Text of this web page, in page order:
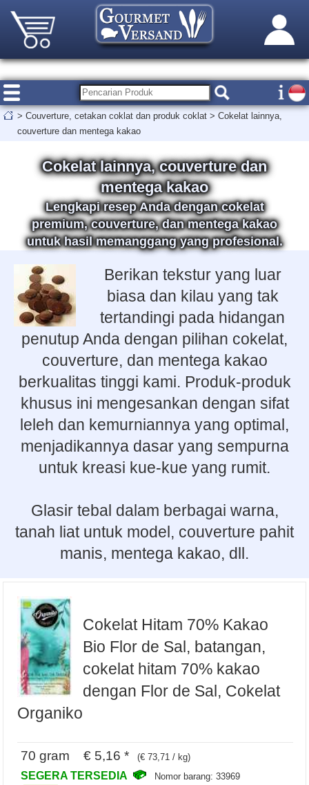
> Couverture, cetakan coklat dan produk coklat > Cokelat lainnya,
couverture dan mentega kakao
Cokelat lainnya, couverture dan
mentega kakao
Lengkapi resep Anda dengan cokelat
premium, couverture, dan mentega kakao
untuk hasil memanggang yang profesional.
Berikan tekstur yang luar
biasa dan kilau yang tak
tertandingi pada hidangan
penutup Anda dengan pilihan cokelat,
couverture, dan mentega kakao
berkualitas tinggi kami. Produk-produk
khusus ini mengesankan dengan sifat
leleh dan kemurniannya yang optimal,
menjadikannya dasar yang sempurna
untuk kreasi kue-kue yang rumit.
Glasir tebal dalam berbagai warna,
tanah liat untuk model, couverture pahit
manis, mentega kakao, dll.
Cokelat Hitam 70% Kakao
Bio Flor de Sal, batangan,
cokelat hitam 70% kakao
dengan Flor de Sal, Cokelat
Organiko
70 gram € 5,16 * (€ 73,71 / kg)
SEGERA TERSEDIA Nomor barang: 33969